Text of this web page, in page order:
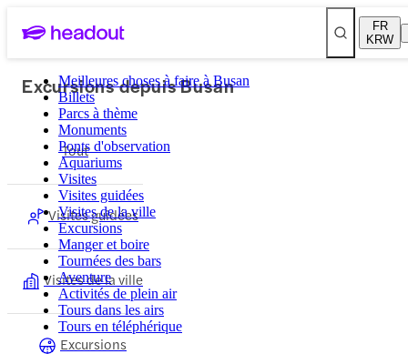
FR
KRW
Meilleures choses à faire à Busan
Billets
Parcs à thème
Monuments
Ponts d'observation
Aquariums
Visites
Visites guidées
Visites de la ville
Excursions
Manger et boire
Tournées des bars
Aventure
Activités de plein air
Tours dans les airs
Tours en téléphérique
Excursions depuis Busan
Tout
Visites guidées
Visites de la ville
Excursions